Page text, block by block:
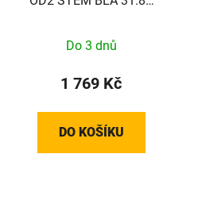
Do 3 dnů
1 769 Kč
DO KOŠÍKU